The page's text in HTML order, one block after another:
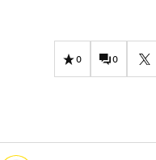
Influencer marketing
0 0